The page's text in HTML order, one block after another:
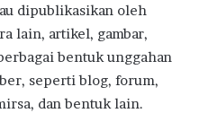
dipublikasikan oleh
lain, artikel, gambar,
bentuk unggahan
seperti blog, forum,
dan bentuk lain.